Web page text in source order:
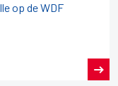
op de WDF